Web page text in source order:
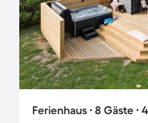
Ferienhaus ∙ 8 Gäste ∙